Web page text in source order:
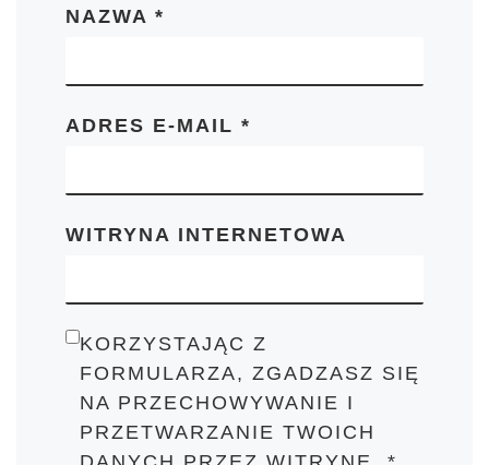
NAZWA*
ADRES E-MAIL*
WITRYNA INTERNETOWA
KORZYSTAJĄC Z
FORMULARZA, ZGADZASZ SIĘ
NA PRZECHOWYWANIE I
PRZETWARZANIE TWOICH